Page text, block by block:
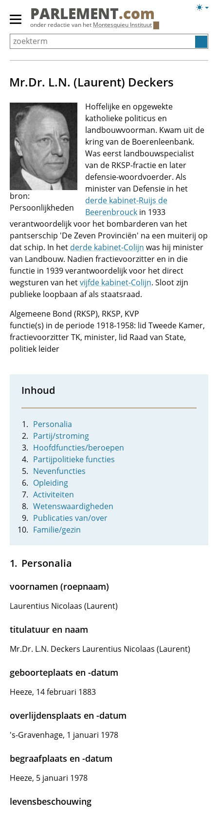
Overslaan
Primair
menu
tonen/verbergen
PARLEMENT.com
onder redactie van het Montesquieu Instituut
Mr.Dr. L.N. (Laurent) Deckers
bron:
Persoonlijkheden
Hoffelijke en opgewekte
katholieke politicus en
landbouwvoorman. Kwam uit de
kring van de Boerenleenbank.
Was eerst landbouwspecialist
van de RKSP-fractie en later
defensie-woordvoerder. Als
minister van Defensie in het
derde kabinet-Ruijs de
Beerenbrouck in 1933
verantwoordelijk voor het bombarderen van het
pantserschip 'De Zeven Provinciën' na een muiterij op
dat schip. In het derde kabinet-Colijn was hij minister
van Landbouw. Nadien fractievoorzitter en in die
functie in 1939 verantwoordelijk voor het direct
wegsturen van hetvijfde kabinet-Colijn. Sloot zijn
publieke loopbaan af als staatsraad.
Algemeene Bond (RKSP), RKSP, KVP
functie(s) in de periode 1918-1958: lid Tweede Kamer,
fractievoorzitter TK, minister, lid Raad van State,
politiek leider
Inhoud
Personalia
Partij/stroming
Hoofdfuncties/beroepen
Partijpolitieke functies
Nevenfuncties
Opleiding
Activiteiten
Wetenswaardigheden
Publicaties van/over
Familie/gezin
Personalia
voornamen (roepnaam)
Laurentius Nicolaas (Laurent)
titulatuur en naam
Mr.Dr. L.N. Deckers Laurentius Nicolaas (Laurent)
geboorteplaats en -datum
Heeze, 14 februari 1883
overlijdensplaats en -datum
's-Gravenhage, 1 januari 1978
begraafplaats en -datum
Heeze, 5 januari 1978
levensbeschouwing